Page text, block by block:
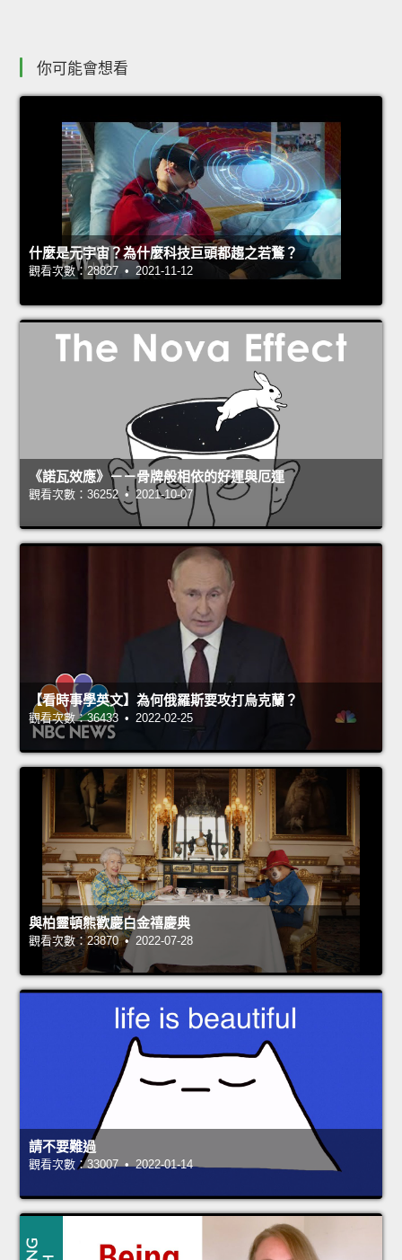
你可能會想看
什麼是元宇宙？為什麼科技巨頭都趨之若鶩？
觀看次數：28827 • 2021-11-12
《諾瓦效應》－－骨牌般相依的好運與厄運
觀看次數：36252 • 2021-10-07
【看時事學英文】為何俄羅斯要攻打烏克蘭？
觀看次數：36433 • 2022-02-25
與柏靈頓熊歡慶白金禧慶典
觀看次數：23870 • 2022-07-28
請不要難過
觀看次數：33007 • 2022-01-14